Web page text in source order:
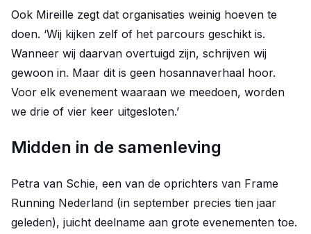
Ook Mireille zegt dat organisaties weinig hoeven te
doen. ‘Wij kijken zelf of het parcours geschikt is.
Wanneer wij daarvan overtuigd zijn, schrijven wij
gewoon in. Maar dit is geen hosannaverhaal hoor.
Voor elk evenement waaraan we meedoen, worden
we drie of vier keer uitgesloten.’
Midden in de samenleving
Petra van Schie, een van de oprichters van Frame
Running Nederland (in september precies tien jaar
geleden), juicht deelname aan grote evenementen toe.